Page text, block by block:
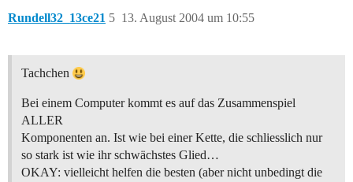
Rundell32_13ce21 13. August 2004 um 10:55
5
Tachchen
Bei einem Computer kommt es auf das Zusammenspiel
ALLER
Komponenten an. Ist wie bei einer Kette, die schliesslich nur
so stark ist wie ihr schwächstes Glied…
OKAY: vielleicht helfen die besten (aber nicht unbedingt die